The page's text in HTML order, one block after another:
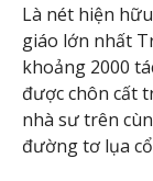
Là nét hiện
giáo lớn nhất
khoảng 2000
được chôn cất
nhà sư trên
đường tơ lụa